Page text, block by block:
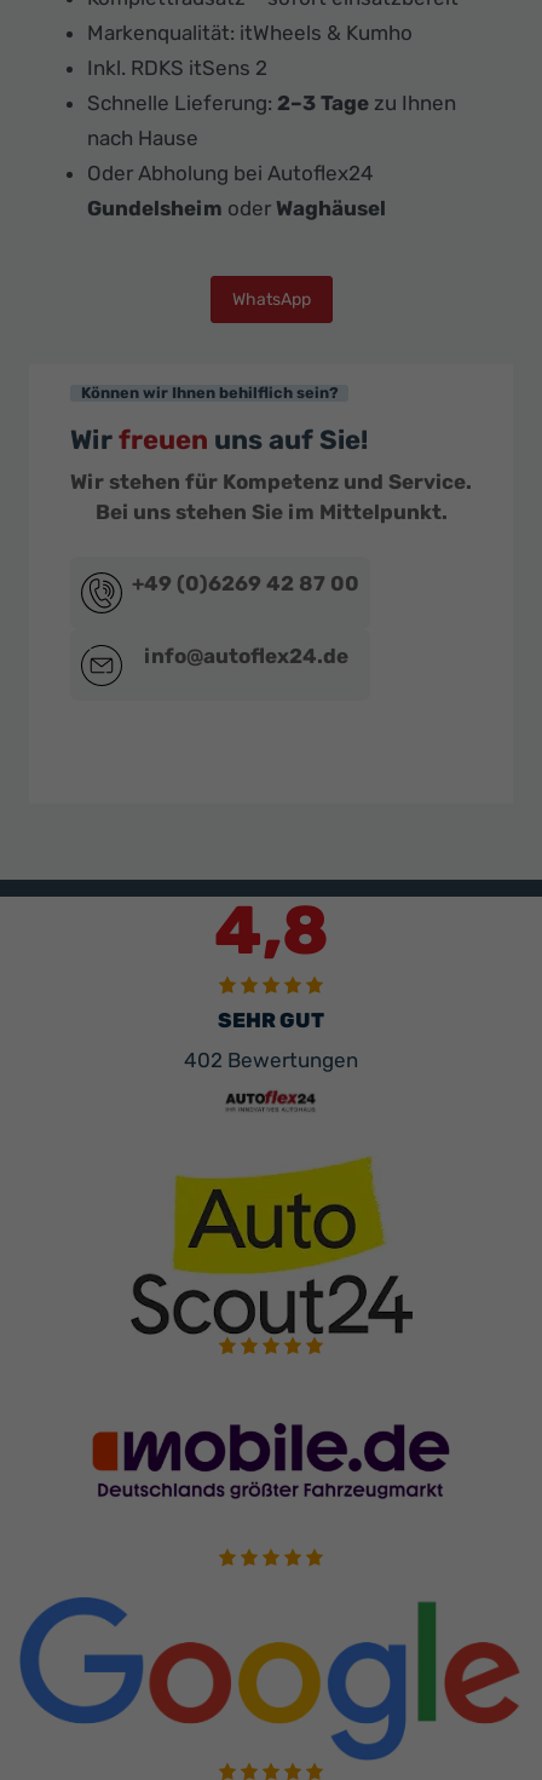
Markenqualität: itWheels & Kumho
Inkl. RDKS itSens 2
Schnelle Lieferung: 2–3 Tage zu Ihnen
nach Hause
Oder Abholung bei Autoflex24
Gundelsheim oder Waghäusel
WhatsApp
Können wir Ihnen behilflich sein?
Wirfreuen uns auf Sie!
Wir stehen für Kompetenz und Service.
Bei uns stehen Sie im Mittelpunkt.
+49 (0)6269 42 87 00
info@autoflex24.de
4,8
SEHR GUT
402 Bewertungen